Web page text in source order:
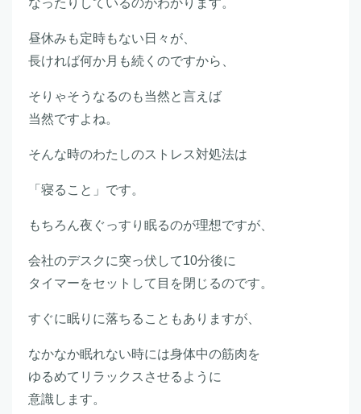
なったりしているのがわかります。
昼休みも定時もない日々が、
長ければ何か月も続くのですから、
そりゃそうなるのも当然と言えば
当然ですよね。
そんな時のわたしのストレス対処法は
「寝ること」です。
もちろん夜ぐっすり眠るのが理想ですが、
会社のデスクに突っ伏して10分後に
タイマーをセットして目を閉じるのです。
すぐに眠りに落ちることもありますが、
なかなか眠れない時には身体中の筋肉を
ゆるめてリラックスさせるように
意識します。